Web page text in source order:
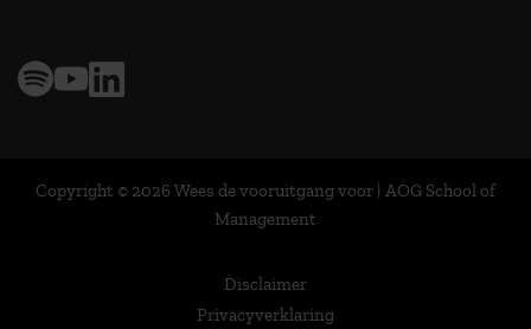
Copyright © 2026 Wees de vooruitgang voor | AOG School of
Management
Disclaimer
Privacyverklaring